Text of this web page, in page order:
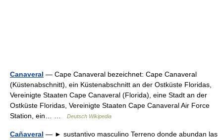
Canaveral — Cape Canaveral bezeichnet: Cape Canaveral
(Küstenabschnitt), ein Küstenabschnitt an der Ostküste Floridas,
Vereinigte Staaten Cape Canaveral (Florida), eine Stadt an der
Ostküste Floridas, Vereinigte Staaten Cape Canaveral Air Force
Station, ein… …
Deutsch Wikipedia
Cañaveral — ► sustantivo masculino Terreno donde abundan las